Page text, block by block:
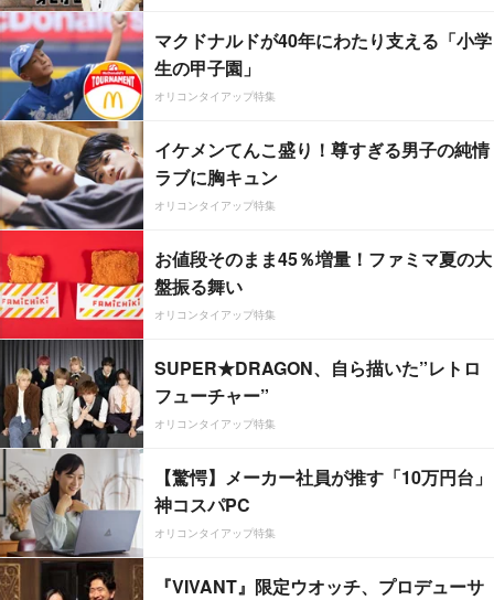
マクドナルドが40年にわたり支える「小学
生の甲子園」
オリコンタイアップ特集
イケメンてんこ盛り！尊すぎる男子の純情
ラブに胸キュン
オリコンタイアップ特集
お値段そのまま45％増量！ファミマ夏の大
盤振る舞い
オリコンタイアップ特集
SUPER★DRAGON、自ら描いた”レトロ
フューチャー”
オリコンタイアップ特集
【驚愕】メーカー社員が推す「10万円台」
神コスパPC
オリコンタイアップ特集
『VIVANT』限定ウオッチ、プロデューサ